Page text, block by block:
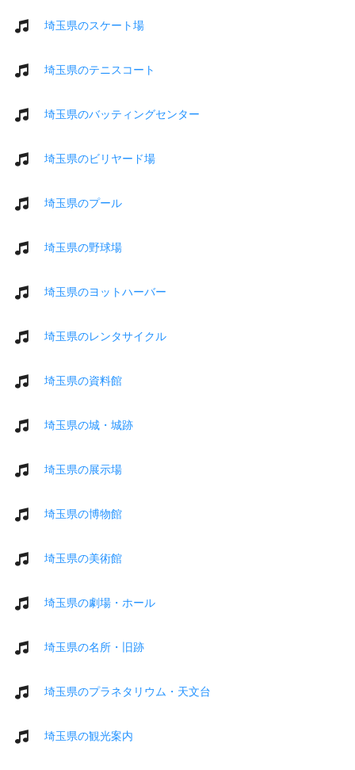
埼玉県のスケート場
埼玉県のテニスコート
埼玉県のバッティングセンター
埼玉県のビリヤード場
埼玉県のプール
埼玉県の野球場
埼玉県のヨットハーバー
埼玉県のレンタサイクル
埼玉県の資料館
埼玉県の城・城跡
埼玉県の展示場
埼玉県の博物館
埼玉県の美術館
埼玉県の劇場・ホール
埼玉県の名所・旧跡
埼玉県のプラネタリウム・天文台
埼玉県の観光案内